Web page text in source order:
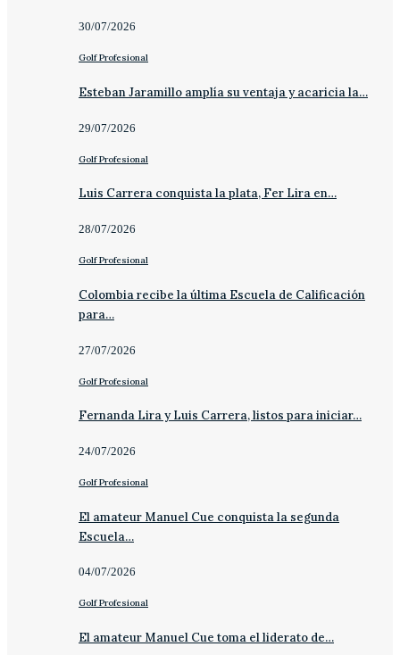
30/07/2026
Golf Profesional
Esteban Jaramillo amplía su ventaja y acaricia la…
29/07/2026
Golf Profesional
Luis Carrera conquista la plata, Fer Lira en…
28/07/2026
Golf Profesional
Colombia recibe la última Escuela de Calificación
para…
27/07/2026
Golf Profesional
Fernanda Lira y Luis Carrera, listos para iniciar…
24/07/2026
Golf Profesional
El amateur Manuel Cue conquista la segunda
Escuela…
04/07/2026
Golf Profesional
El amateur Manuel Cue toma el liderato de…